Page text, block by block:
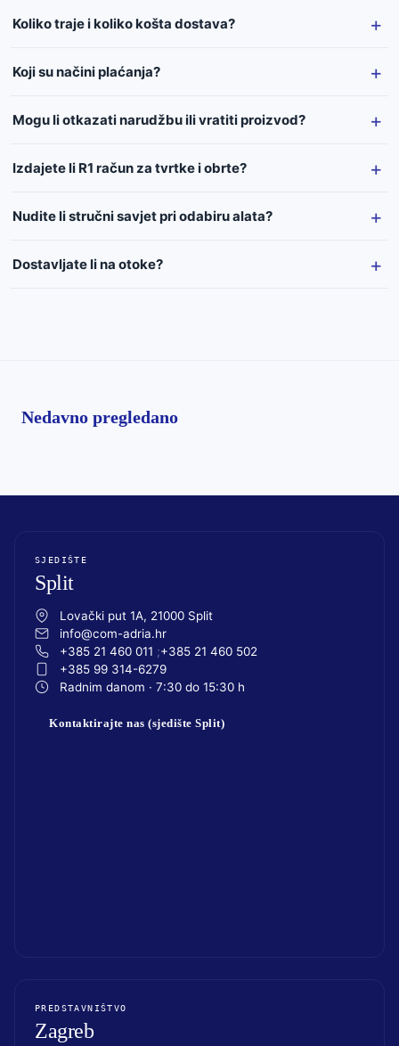
Koliko traje i koliko košta dostava?
Koji su načini plaćanja?
Mogu li otkazati narudžbu ili vratiti proizvod?
Izdajete li R1 račun za tvrtke i obrte?
Nudite li stručni savjet pri odabiru alata?
Dostavljate li na otoke?
Nedavno pregledano
SJEDIŠTE
Split
Lovački put 1A, 21000 Split
info@com-adria.hr
+385 21 460 011
+385 21 460 502
+385 99 314-6279
Radnim danom · 7:30 do 15:30 h
Kontaktirajte nas (sjedište Split)
PREDSTAVNIŠTVO
Zagreb